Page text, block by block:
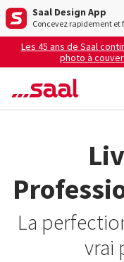
Saal Design App
Concevez rapidement et
Les 45 ans de Saal
photo à
La
vrai